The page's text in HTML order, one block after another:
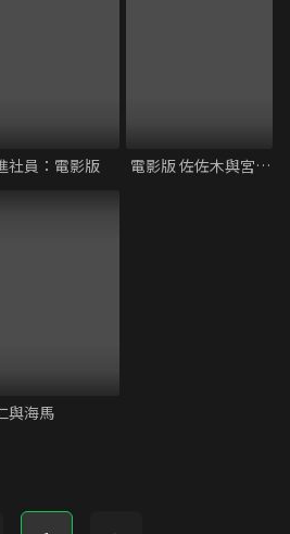
社員：電影版 電影版 佐佐木與宮野 畢業篇
與海馬